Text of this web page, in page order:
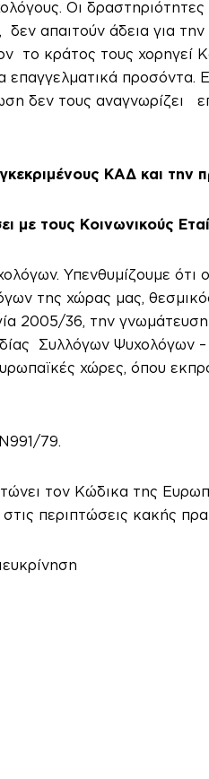
Οι
δεν απαιτούν άδεια για
το κράτος τους
προσόντα.
τους αναγνωρίζει
ΚΑΔ και την
με τους Κοινωνικούς
Υπενθυμίζουμε ότι
της χώρας μας,
2005/36, την
Συλλόγων Ψυχολόγων
χώρες, όπου
79.
τον Κώδικα της
περιπτώσεις κακής